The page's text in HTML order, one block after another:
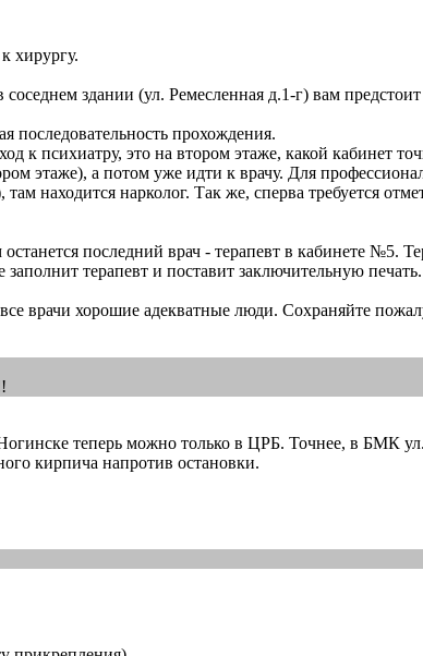
хирургу.
здании (ул. Ремесленная д.1-г) вам
последовательность прохождения.
к психиатру, это на втором этаже, какой кабинет
этаже), а потом уже идти к врачу. Для
находится нарколог. Так же, сперва требуется
последний врач - терапевт в кабинете №5.
терапевт и поставит заключительную печать.
врачи хорошие адекватные люди. Сохраняйте
теперь можно только в ЦРБ. Точнее, в БМК
кирпича напротив остановки.